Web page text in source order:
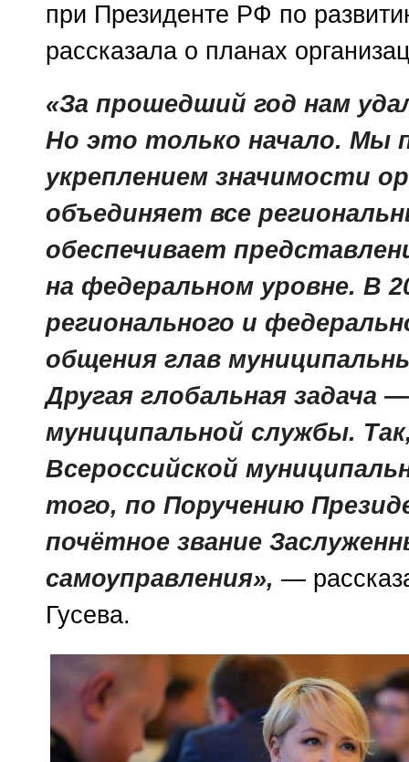
при Президенте РФ по
рассказала о планах
«За прошедший год нам
Но это только начало. Мы
укреплением значимости
объединяет все
обеспечивает
на федеральном уровне. В
регионального и
общения глав
Другая глобальная
муниципальной службы.
Всероссийской
того, по Поручению
почётное звание
самоуправления», —
Гусева.